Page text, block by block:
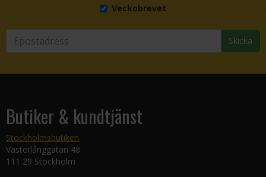
Veckobrevet
Skicka
Butiker & kundtjänst
Stockholmsbutiken
Västerlånggatan 48
111 29 Stockholm